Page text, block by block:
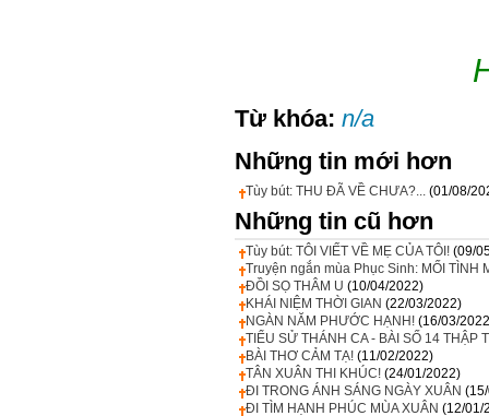
Từ khóa: n/a
Những tin mới hơn
Tùy bút: THU ĐÃ VỀ CHƯA?... (01/08/
Những tin cũ hơn
Tùy bút: TÔI VIẾT VỀ MẸ CỦA TÔI! (09/
Truyện ngắn mùa Phục Sinh: MỐI TÌNH
ĐỒI SỌ THÂM U (10/04/2022)
KHÁI NIỆM THỜI GIAN (22/03/2022)
NGÀN NĂM PHƯỚC HẠNH! (16/03/
TIỂU SỬ THÁNH CA - BÀI SỐ 14 THẬP
BÀI THƠ CẢM TẠ! (11/02/2022)
TÂN XUÂN THI KHÚC! (24/01/2022)
ĐI TRONG ÁNH SÁNG NGÀY XUÂN
ĐI TÌM HẠNH PHÚC MÙA XUÂN (12/01/